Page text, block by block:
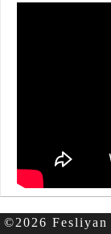
©2026 Fesliyan